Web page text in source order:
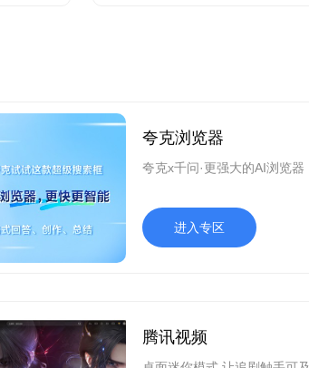
夸克浏览器
夸克x千问·更强大的AI浏览器
进入专区
腾讯视频